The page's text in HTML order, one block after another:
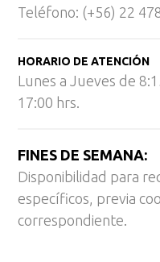
Teléfono: (+56) 22
HORARIO DE ATENCIÓN
Lunes a Jueves de
17:00 hrs.
FINES DE SEMANA:
Disponibilidad para
específicos, previa
correspondiente.